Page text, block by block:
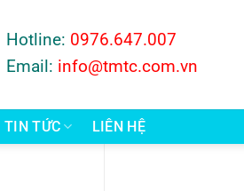
Hotline: 0976.647.007
Email: info@tmtc.com.vn
TIN TỨC LIÊN HỆ